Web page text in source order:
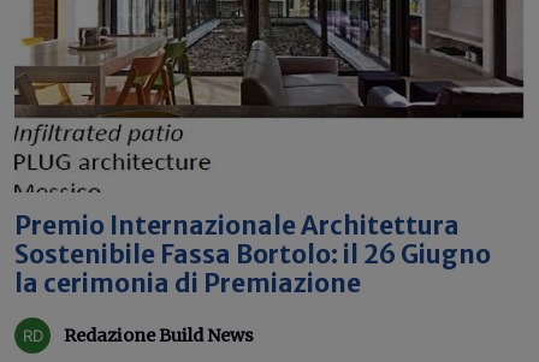
Premio Internazionale Architettura
Sostenibile Fassa Bortolo: il 26 Giugno
la cerimonia di Premiazione
Redazione Build News